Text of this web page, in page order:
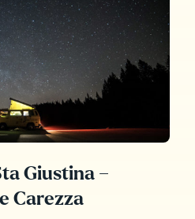
Giustina –
Carezza